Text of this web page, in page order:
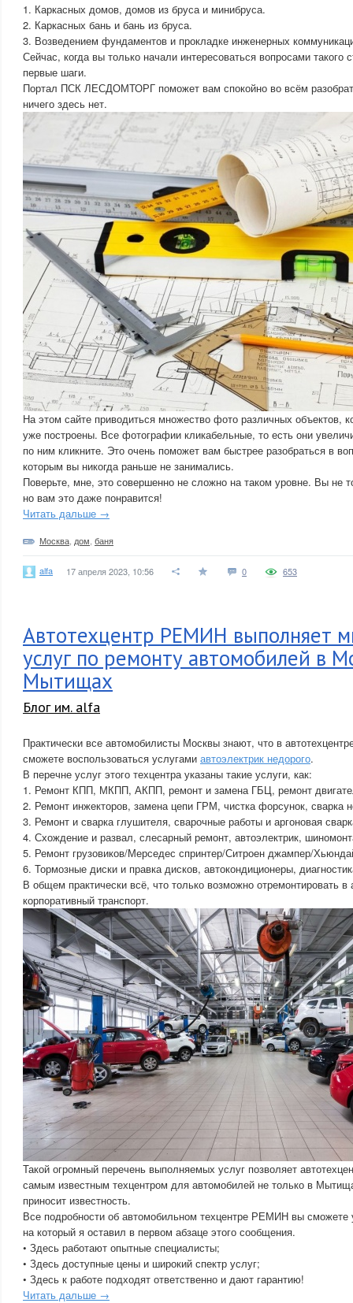
1. Каркасных домов, домов из бруса и минибруса.
2. Каркасных бань и бань из бруса.
3. Возведением фундаментов и прокладке инженерных
Сейчас, когда вы только начали интересоваться вопросами такого
первые шаги.
Портал ПСК ЛЕСДОМТОРГ поможет вам спокойно во всём
ничего здесь нет.
На этом сайте приводиться множество фото различных объектов,
уже построены. Все фотографии кликабельные, то есть они
по ним кликните. Это очень поможет вам быстрее разобраться в
которым вы никогда раньше не занимались.
Поверьте, мне, это совершенно не сложно на таком уровне. Вы не
но вам это даже понравится!
Читать дальше →
Москва дом баня
alfa 17 апреля 2023, 10:56 0 653
Автотехцентр РЕМИН выполняет
услуг по ремонту автомобилей в
Мытищах
Блог им. alfa
Практически все автомобилисты Москвы знают, что в
сможете воспользоваться услугами автоэлектрик недорого.
В перечне услуг этого техцентра указаны такие услуги, как:
1. Ремонт КПП, МКПП, АКПП, ремонт и замена ГБЦ, ремонт
2. Ремонт инжекторов, замена цепи ГРМ, чистка форсунок, сварка
3. Ремонт и сварка глушителя, сварочные работы и аргоновая
4. Схождение и развал, слесарный ремонт, автоэлектрик,
5. Ремонт грузовиков/Мерседес спринтер/Ситроен джампер/
6. Тормозные диски и правка дисков, автокондиционеры,
В общем практически всё, что только возможно отремонтировать
корпоративный транспорт.
Такой огромный перечень выполняемых услуг позволяет
самым известным техцентром для автомобилей не только в
приносит известность.
Все подробности об автомобильном техцентре РЕМИН вы сможете
на который я оставил в первом абзаце этого сообщения.
• Здесь работают опытные специалисты;
• Здесь доступные цены и широкий спектр услуг;
• Здесь к работе подходят ответственно и дают гарантию!
Читать дальше →